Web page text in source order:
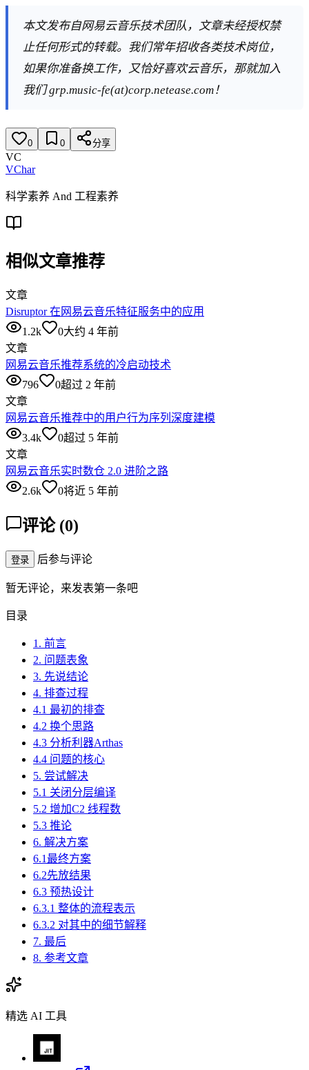
本文发布自网易云音乐技术团队，文章未经授权禁
止任何形式的转载。我们常年招收各类技术岗位，
如果你准备换工作，又恰好喜欢云音乐，那就加入
我们 grp.music-fe(at)corp.netease.com！
0 0 分享
VC
VChar
科学素养 And 工程素养
相似文章推荐
文章
Disruptor 在网易云音乐特征服务中的应用
1.2k
0大约 4 年前
文章
网易云音乐推荐系统的冷启动技术
796
0超过 2 年前
文章
网易云音乐推荐中的用户行为序列深度建模
3.4k
0超过 5 年前
文章
网易云音乐实时数仓 2.0 进阶之路
2.6k
0将近 5 年前
评论 (0)
登录 后参与评论
暂无评论，来发表第一条吧
目录
1. 前言
2. 问题表象
3. 先说结论
4. 排查过程
4.1 最初的排查
4.2 换个思路
4.3 分析利器Arthas
4.4 问题的核心
5. 尝试解决
5.1 关闭分层编译
5.2 增加C2 线程数
5.3 推论
6. 解决方案
6.1最终方案
6.2先放结果
6.3 预热设计
6.3.1 整体的流程表示
6.3.2 对其中的细节解释
7. 最后
8. 参考文章
精选 AI 工具